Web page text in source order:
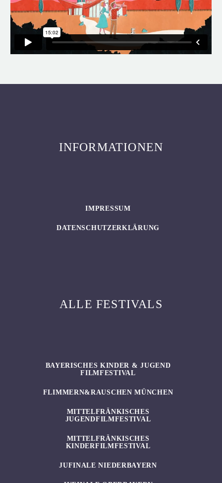
INFORMATIONEN
IMPRESSUM
DATENSCHUTZERKLÄRUNG
ALLE FESTIVALS
BAYERISCHES KINDER & JUGEND
FILMFESTIVAL
FLIMMERN&RAUSCHEN MÜNCHEN
MITTELFRÄNKISCHES
JUGENDFILMFESTIVAL
MITTELFRÄNKISCHES
KINDERFILMFESTIVAL
JUFINALE NIEDERBAYERN